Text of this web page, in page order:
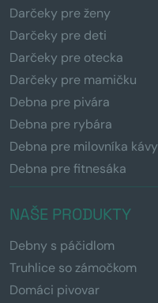
Darčeky pre ženy
Darčeky pre deti
Darčeky pre otecka
Darčeky pre mamičku
Debna pre pivára
Debna pre rybára
Debna pre milovníka kávy
Debna pre fitnesáka
NAŠE PRODUKTY
Debny s páčidlom
Truhlice so zámočkom
Domáci pivovar